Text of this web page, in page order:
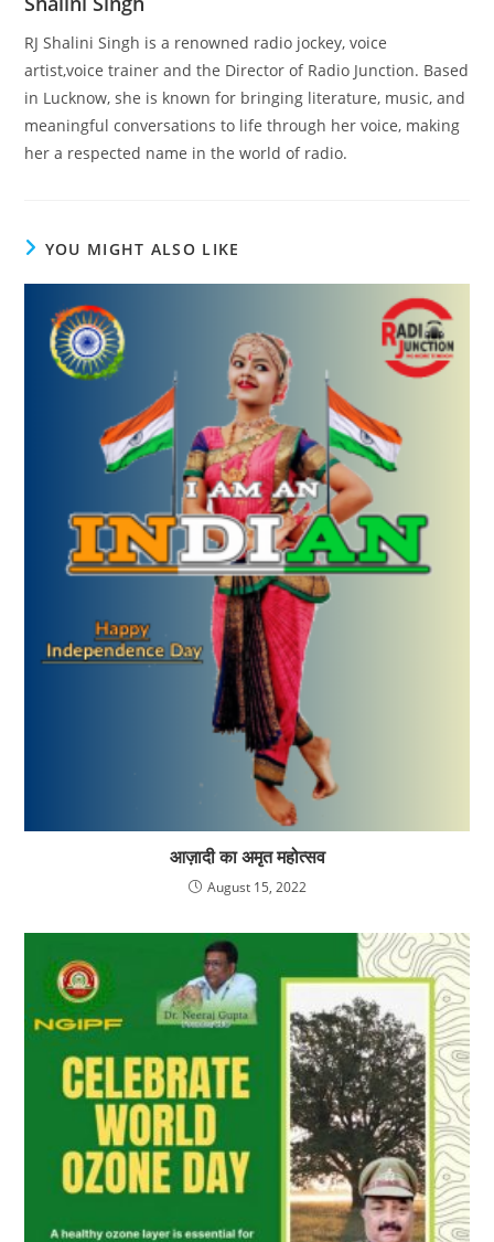
RJ Shalini Singh is a renowned radio jockey, voice
artist,voice trainer and the Director of Radio Junction. Based
in Lucknow, she is known for bringing literature, music, and
meaningful conversations to life through her voice, making
her a respected name in the world of radio.
YOU MIGHT ALSO LIKE
आज़ादी का अमृत महोत्सव
August 15, 2022